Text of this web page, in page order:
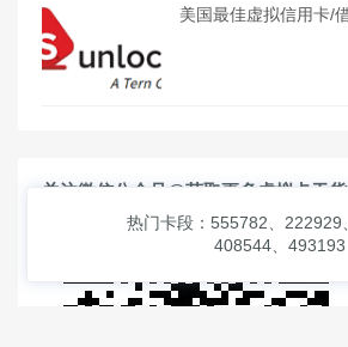
美国最佳虚拟信用卡/
关注微信公众号@获取更多虚拟卡干货
热门卡段：555782、222929
408544、493193